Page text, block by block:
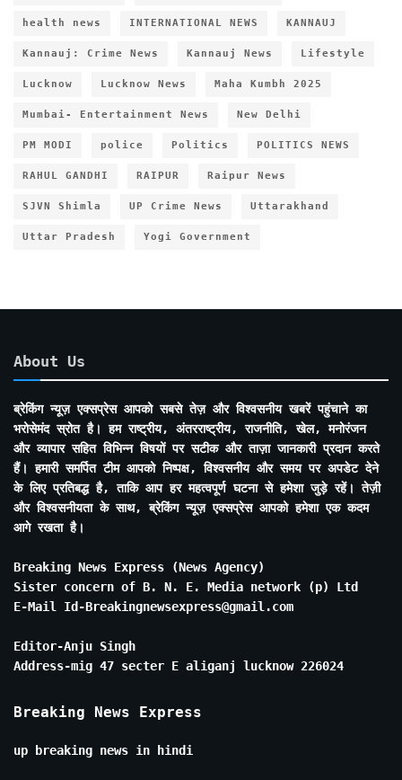
health news INTERNATIONAL NEWS KANNAUJ
Kannauj: Crime News Kannauj News Lifestyle
Lucknow Lucknow News Maha Kumbh 2025
Mumbai- Entertainment News New Delhi
PM MODI police Politics POLITICS NEWS
RAHUL GANDHI RAIPUR Raipur News
SJVN Shimla UP Crime News Uttarakhand
Uttar Pradesh Yogi Government
About Us
ब्रेकिंग न्यूज़ एक्सप्रेस आपको सबसे तेज़ और विश्वसनीय खबरें पहुंचाने का
भरोसेमंद स्रोत है। हम राष्ट्रीय, अंतरराष्ट्रीय, राजनीति, खेल, मनोरंजन
और व्यापार सहित विभिन्न विषयों पर सटीक और ताज़ा जानकारी प्रदान करते
हैं। हमारी समर्पित टीम आपको निष्पक्ष, विश्वसनीय और समय पर अपडेट देने
के लिए प्रतिबद्ध है, ताकि आप हर महत्वपूर्ण घटना से हमेशा जुड़े रहें। तेज़ी
और विश्वसनीयता के साथ, ब्रेकिंग न्यूज़ एक्सप्रेस आपको हमेशा एक कदम
आगे रखता है।
Breaking News Express (News Agency)
Sister concern of B. N. E. Media network (p) Ltd
E-Mail Id-Breakingnewsexpress@gmail.com
Editor-Anju Singh
Address-mig 47 secter E aliganj lucknow 226024
Breaking News Express
up breaking news in hindi